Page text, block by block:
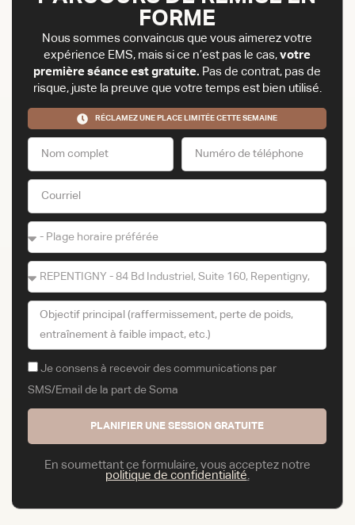
FORME
Nous sommes convaincus que vous aimerez votre
expérience EMS, mais si ce n’est pas le cas, votre
première séance est gratuite. Pas de contrat, pas de
risque, juste la preuve que votre temps est bien utilisé.
RÉCLAMEZ UNE PLACE LIMITÉE CETTE SEMAINE
Je consens à recevoir des communications par
SMS/Email de la part de Soma
PLANIFIER UNE SESSION GRATUITE
En soumettant ce formulaire, vous acceptez notre
politique de confidentialité.